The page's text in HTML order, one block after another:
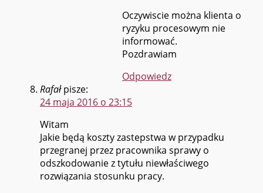
Oczywiscie można klienta o
ryzyku procesowym nie
informować.
Pozdrawiam
Odpowiedz
Rafał pisze:
24 maja 2016 o 23:15
Witam
Jakie będą koszty zastepstwa w przypadku
przegranej przez pracownika sprawy o
odszkodowanie z tytułu niewłaściwego
rozwiązania stosunku pracy.